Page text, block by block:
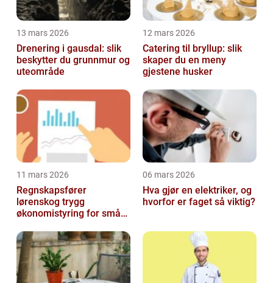
13 mars 2026
Drenering i gausdal: slik
beskytter du grunnmur og
uteområde
12 mars 2026
Catering til bryllup: slik
skaper du en meny
gjestene husker
11 mars 2026
Regnskapsfører
lørenskog trygg
økonomistyring for små
06 mars 2026
Hva gjør en elektriker, og
hvorfor er faget så viktig?